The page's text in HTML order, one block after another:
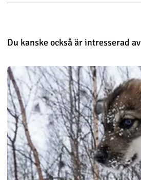
Du kanske också är intresserad av